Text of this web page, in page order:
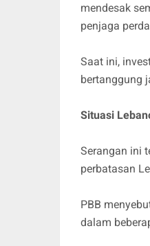
mendesak
penjaga
Saat ini,
bertanggung
Situasi
Serangan ini
perbatasan
PBB
dalam